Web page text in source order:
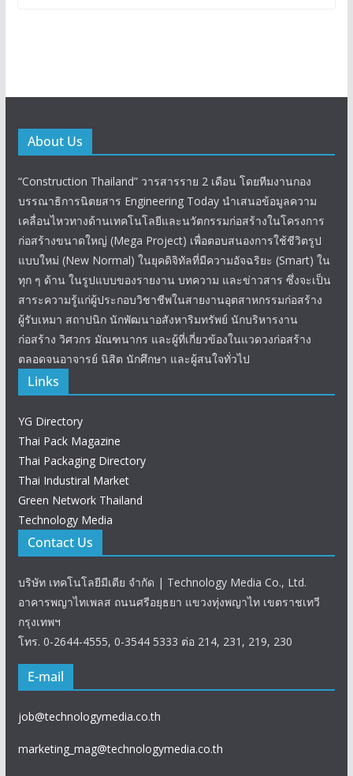
About Us
“Construction Thailand” วารสารราย 2 เดือน โดยทีมงานกอง
บรรณาธิการนิตยสาร Engineering Today นำเสนอข้อมูลความ
เคลื่อนไหวทางด้านเทคโนโลยีและนวัตกรรมก่อสร้างในโครงการ
ก่อสร้างขนาดใหญ่ (Mega Project) เพื่อตอบสนองการใช้ชีวิตรูป
แบบใหม่ (New Normal) ในยุคดิจิทัลที่มีความอัจฉริยะ (Smart) ใน
ทุก ๆ ด้าน ในรูปแบบของรายงาน บทความ และข่าวสาร ซึ่งจะเป็น
สาระความรู้แก่ผู้ประกอบวิชาชีพในสายงานอุตสาหกรรมก่อสร้าง
ผู้รับเหมา สถาปนิก นักพัฒนาอสังหาริมทรัพย์ นักบริหารงาน
ก่อสร้าง วิศวกร มัณฑนากร และผู้ที่เกี่ยวข้องในแวดวงก่อสร้าง
ตลอดจนอาจารย์ นิสิต นักศึกษา และผู้สนใจทั่วไป
Links
YG Directory
Thai Pack Magazine
Thai Packaging Directory
Thai Industiral Market
Green Network Thailand
Technology Media
Contact Us
บริษัท เทคโนโลยีมีเดีย จำกัด | Technology Media Co., Ltd.
อาคารพญาไทเพลส ถนนศรีอยุธยา แขวงทุ่งพญาไท เขตราชเทวี
กรุงเทพฯ
โทร. 0-2644-4555, 0-3544 5333 ต่อ 214, 231, 219, 230
E-mail
job@technologymedia.co.th
marketing_mag@technologymedia.co.th